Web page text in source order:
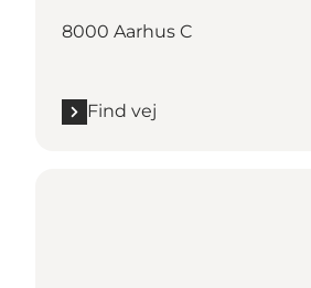
8000 Aarhus C
Find vej